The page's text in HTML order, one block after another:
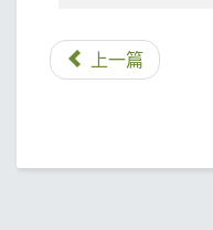
上一篇